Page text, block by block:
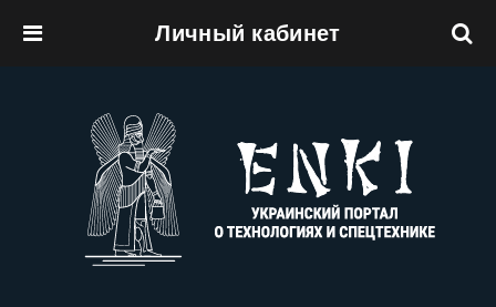
Личный кабинет